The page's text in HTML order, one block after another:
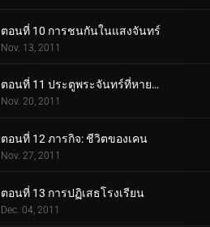
ตอนที่ 10 การชนกันในแสงจันทร์
Nov. 13, 2011
ตอนที่ 11 ประตูพระจันทร์ที่หายไป
Nov. 20, 2011
ตอนที่ 12 ภารกิจ: ชีวิตของเคน
Nov. 27, 2011
ตอนที่ 13 การปฏิเสธโรงเรียน
Dec. 04, 2011